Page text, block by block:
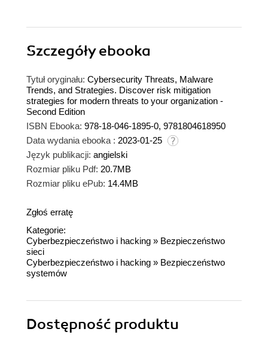
Szczegółyebooka
Tytuł oryginału: Cybersecurity Threats, Malware
Trends, and Strategies. Discover risk mitigation
strategies for modern threats to your organization -
Second Edition
ISBN Ebooka: 978-18-046-1895-0, 9781804618950
Data wydania ebooka : 2023-01-25
Język publikacji: angielski
Rozmiar pliku Pdf: 20.7MB
Rozmiar pliku ePub: 14.4MB
Zgłoś erratę
Kategorie:
Cyberbezpieczeństwo i hacking » Bezpieczeństwo
sieci
Cyberbezpieczeństwo i hacking » Bezpieczeństwo
systemów
Dostępność produktu